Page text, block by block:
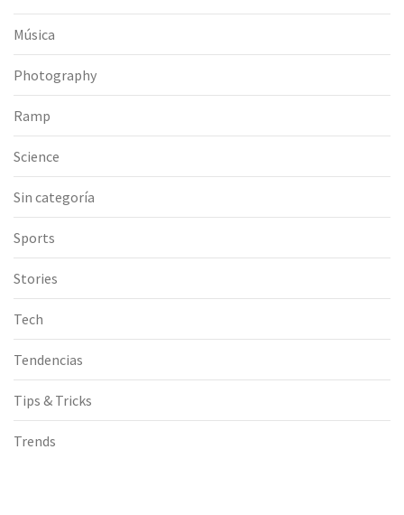
Música
Photography
Ramp
Science
Sin categoría
Sports
Stories
Tech
Tendencias
Tips & Tricks
Trends